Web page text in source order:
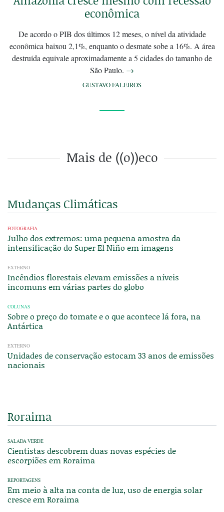
econômica
De acordo o PIB dos últimos 12 meses, o nível da atividade
econômica baixou 2,1%, enquanto o desmate sobe a 16%. A área
destruída equivale aproximadamente a 5 cidades do tamanho de
São Paulo. →
GUSTAVO FALEIROS
Mais de ((o))eco
Mudanças Climáticas
FOTOGRAFIA
Julho dos extremos: uma pequena amostra da
intensificação do Super El Niño em imagens
EXTERNO
Incêndios florestais elevam emissões a níveis
incomuns em várias partes do globo
COLUNAS
Sobre o preço do tomate e o que acontece lá fora, na
Antártica
EXTERNO
Unidades de conservação estocam 33 anos de emissões
nacionais
Roraima
SALADA VERDE
Cientistas descobrem duas novas espécies de
escorpiões em Roraima
REPORTAGENS
Em meio à alta na conta de luz, uso de energia solar
cresce em Roraima